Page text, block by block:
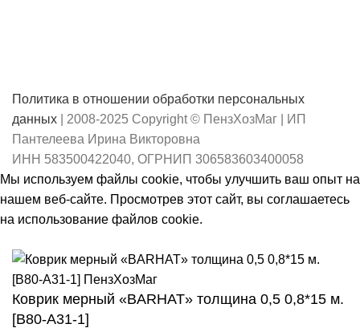
Политика в отношении обработки персональных
данных | 2008-2025 Copyright © ПензХозМаг | ИП
Пантелеева Ирина Викторовна
ИНН 583500422040, ОГРНИП 306583603400058
Мы используем файлы cookie, чтобы улучшить ваш опыт на
нашем веб-сайте. Просмотрев этот сайт, вы соглашаетесь
на использование файлов cookie.
Коврик мерный «BARHAT» толщина 0,5 0,8*15 м.
[B80-A31-1]